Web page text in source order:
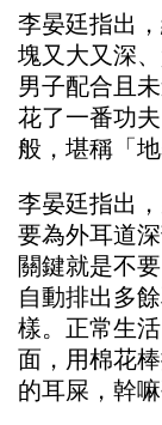
李晏廷指出
塊又大又深
男子配合且
花了一番功
般，堪稱「
李晏廷指出
要為外耳道
關鍵就是不
自動排出多
樣。正常生
面，用棉花
的耳屎，幹